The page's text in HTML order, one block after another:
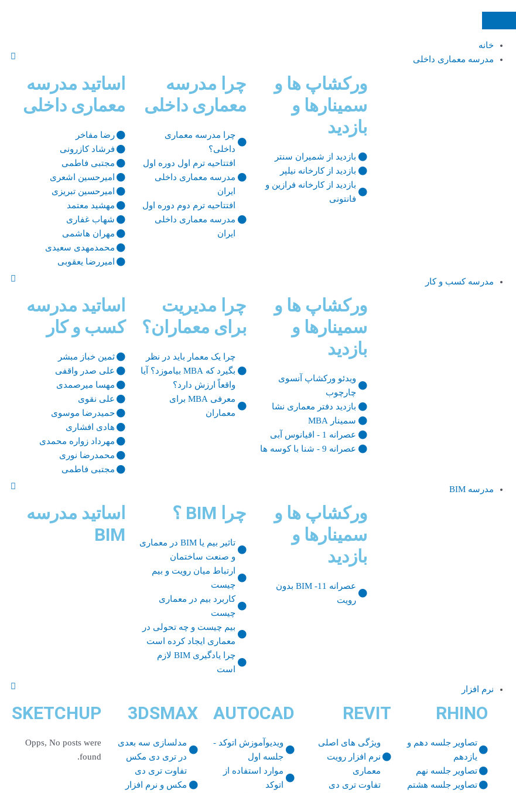
خانه
مدرسه معماری داخلی
ورکشاپ ها و
سمینارها و
بازدید
بازدید از شمیران سنتر
بازدید از کارخانه نیلپر
بازدید از کارخانه فرازین و
فانتونی
چرا مدرسه
معماری داخلی
چرا مدرسه معماری
داخلی؟
افتتاحیه ترم اول دوره اول
مدرسه معماری داخلی
ایران
افتتاحیه ترم دوم دوره اول
مدرسه معماری داخلی
ایران
اساتید مدرسه
معماری داخلی
رضا مفاخر
فرشاد کازرونی
مجتبی فاطمی
امیرحسین اشعری
امیرحسین تبریزی
مهشید معتمد
شهاب غفاری
مهران هاشمی
محمدمهدی سعیدی
امیررضا یعقوبی
مدرسه کسب و کار
ورکشاپ ها و
سمینارها و
بازدید
ویدئو ورکشاپ آنسوی
چارچوب
بازدید دفتر معماری نشا
سمینار MBA
عصرانه 1 - اقیانوس آبی
عصرانه 9 - شنا با کوسه ها
چرا مدیریت
برای معماران؟
چرا یک معمار باید در نظر
بگیرد که MBA بیاموزد؟ آیا
واقعاً ارزش دارد؟
معرفی MBA برای
معماران
اساتید مدرسه
کسب و کار
ثمین خباز مبشر
علی صدر واقفی
مهسا میرصمدی
علی نقوی
حمیدرضا موسوی
هادی افشاری
مهرداد زواره محمدی
محمدرضا نوری
مجتبی فاطمی
مدرسه BIM
ورکشاپ ها و
سمینارها و
بازدید
عصرانه 11- BIM بدون
رویت
چرا BIM ؟
تاثیر بیم یا BIM در معماری
و صنعت ساختمان
ارتباط میان رویت و بیم
چیست
کاربرد بیم در معماری
چیست
بیم چیست و چه تحولی در
معماری ایجاد کرده است
چرا یادگیری BIM لازم
است
اساتید مدرسه
BIM
نرم افزار
RHINO
تصاویر جلسه دهم و
یازدهم
تصاویر جلسه نهم
تصاویر جلسه هشتم
REVIT
ویژگی های اصلی
نرم افزار رویت
معماری
تفاوت تری دی
AUTOCAD
ویدیوآموزش اتوکد -
جلسه اول
موارد استفاده از
اتوکد
3DSMAX
مدلسازی سه بعدی
در تری دی مکس
تفاوت تری دی
مکس و نرم افزار
SKETCHUP
Opps, No posts were
found.